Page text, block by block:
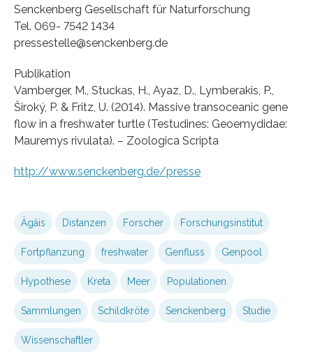
Senckenberg Gesellschaft für Naturforschung
Tel. 069- 7542 1434
pressestelle@senckenberg.de
Publikation
Vamberger, M., Stuckas, H., Ayaz, D., Lymberakis, P.,
Široký, P. & Fritz, U. (2014). Massive transoceanic gene
flow in a freshwater turtle (Testudines: Geoemydidae:
Mauremys rivulata). – Zoologica Scripta
http://www.senckenberg.de/presse
Ägäis Distanzen Forscher Forschungsinstitut
Fortpflanzung freshwater Genfluss Genpool
Hypothese Kreta Meer Populationen
Sammlungen Schildkröte Senckenberg Studie
Wissenschaftler